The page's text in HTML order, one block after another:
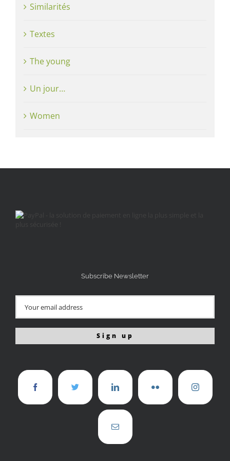
Similarités
Textes
The young
Un jour…
Women
Subscribe Newsletter